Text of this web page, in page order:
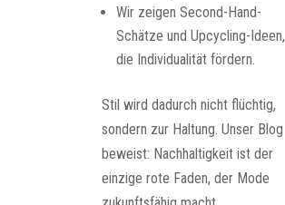
Wir zeigen Second-Hand-
Schätze und Upcycling-Ideen,
die Individualität fördern.
Stil wird dadurch nicht flüchtig,
sondern zur Haltung. Unser Blog
beweist: Nachhaltigkeit ist der
einzige rote Faden, der Mode